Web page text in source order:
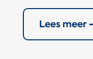
Lees meer